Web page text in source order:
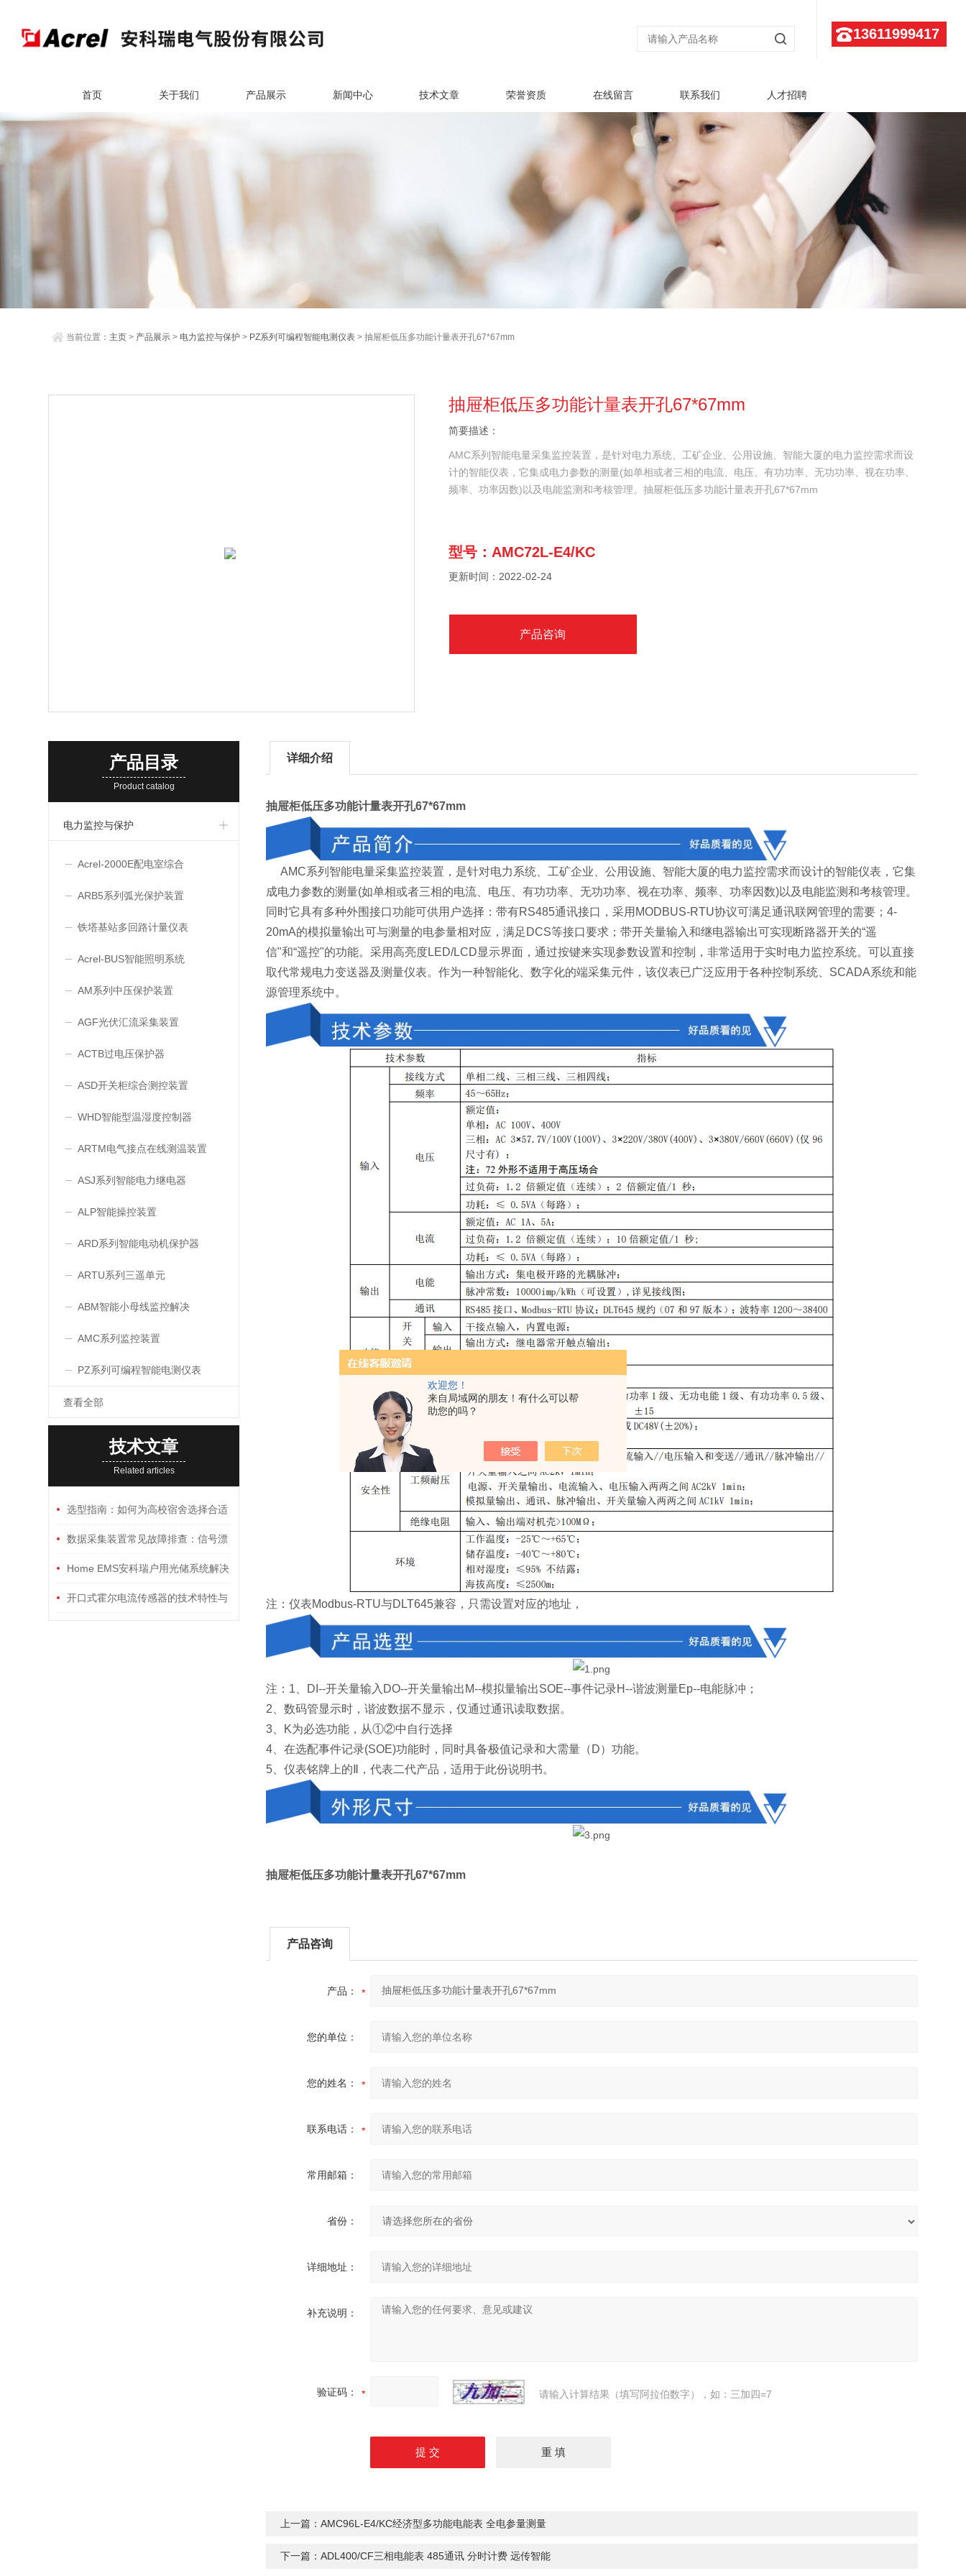
欢迎您！
来自局域网的朋友！有什么可以帮
助您的吗？
13611999417
首页 关于我们 产品展示 新闻中心 技术文章 荣誉资质 在线留言 联系我们 人才招聘
当前位置： 主页 > 产品展示 > 电力监控与保护 > PZ系列可编程智能电测仪表 > 抽屉柜低压多功能计量表开孔67*67mm
抽屉柜低压多功能计量表开孔67*67mm
简要描述：
AMC系列智能电量采集监控装置，是针对电力系统、工矿企业、公用设施、智能大厦的电力监控需求而设
计的智能仪表，它集成电力参数的测量(如单相或者三相的电流、电压、有功功率、无功功率、视在功率、
频率、功率因数)以及电能监测和考核管理。抽屉柜低压多功能计量表开孔67*67mm
型号：AMC72L-E4/KC
更新时间：2022-02-24
产品咨询
产品目录
Product catalog
电力监控与保护
Acrel-2000E配电室综合
ARB5系列弧光保护装置
铁塔基站多回路计量仪表
Acrel-BUS智能照明系统
AM系列中压保护装置
AGF光伏汇流采集装置
ACTB过电压保护器
ASD开关柜综合测控装置
WHD智能型温湿度控制器
ARTM电气接点在线测温装置
ASJ系列智能电力继电器
ALP智能操控装置
ARD系列智能电动机保护器
ARTU系列三遥单元
ABM智能小母线监控解决
AMC系列监控装置
PZ系列可编程智能电测仪表
查看全部
技术文章
Related articles
选型指南：如何为高校宿舍选择合适
的三相刷卡预付费电能表
数据采集装置常见故障排查：信号漂
移、通讯中断与供电异常
Home EMS安科瑞户用光储系统解决
方案开口式霍尔电流传感器的技术特性与
详细介绍
抽屉柜低压多功能计量表开孔67*67mm
AMC系列智能电量采集监控装置，是针对电力系统、工矿企业、公用设施、智能大厦的电力监控需求而设计的智能仪表，它集
成电力参数的测量(如单相或者三相的电流、电压、有功功率、无功功率、视在功率、频率、功率因数)以及电能监测和考核管理。
同时它具有多种外围接口功能可供用户选择：带有RS485通讯接口，采用MODBUS-RTU协议可满足通讯联网管理的需要；4-
20mA的模拟量输出可与测量的电参量相对应，满足DCS等接口要求；带开关量输入和继电器输出可实现断路器开关的“遥
信"和“遥控"的功能。采用高亮度LED/LCD显示界面，通过按键来实现参数设置和控制，非常适用于实时电力监控系统。可以直接
取代常规电力变送器及测量仪表。作为一种智能化、数字化的端采集元件，该仪表已广泛应用于各种控制系统、SCADA系统和能
源管理系统中。
注：仪表Modbus-RTU与DLT645兼容，只需设置对应的地址，
注：1、DI--开关量输入DO--开关量输出M--模拟量输出SOE--事件记录H--谐波测量Ep--电能脉冲；
2、数码管显示时，谐波数据不显示，仅通过通讯读取数据。
3、K为必选功能，从①②中自行选择
4、在选配事件记录(SOE)功能时，同时具备极值记录和大需量（D）功能。
5、仪表铭牌上的Ⅱ，代表二代产品，适用于此份说明书。
抽屉柜低压多功能计量表开孔67*67mm
产品咨询
产品：
您的单位：
您的姓名：
联系电话：
常用邮箱：
省份：
详细地址：
补充说明：
验证码： 请输入计算结果（填写阿拉伯数字），如：三加四=7
上一篇： AMC96L-E4/KC经济型多功能电能表 全电参量测量
下一篇： ADL400/CF三相电能表 485通讯 分时计费 远传智能